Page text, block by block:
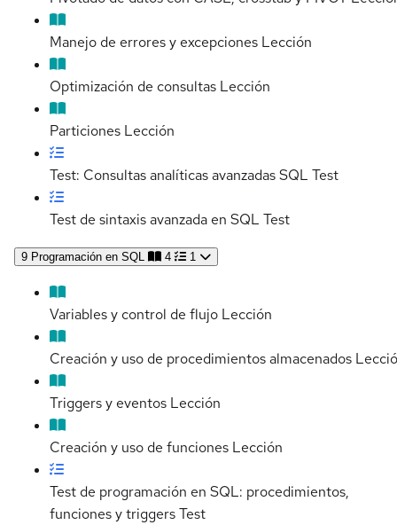
Manejo de errores y excepciones Lección
Optimización de consultas Lección
Particiones Lección
Test: Consultas analíticas avanzadas SQL Test
Test de sintaxis avanzada en SQL Test
9 Programación en SQL 4 1
Variables y control de flujo Lección
Creación y uso de procedimientos almacenados
Triggers y eventos Lección
Creación y uso de funciones Lección
Test de programación en SQL: procedimientos,
funciones y triggersTest